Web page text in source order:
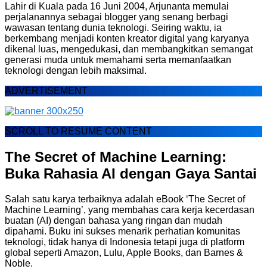
Lahir di Kuala pada 16 Juni 2004, Arjunanta memulai
perjalanannya sebagai blogger yang senang berbagi
wawasan tentang dunia teknologi. Seiring waktu, ia
berkembang menjadi konten kreator digital yang karyanya
dikenal luas, mengedukasi, dan membangkitkan semangat
generasi muda untuk memahami serta memanfaatkan
teknologi dengan lebih maksimal.
ADVERTISEMENT
SCROLL TO RESUME CONTENT
The Secret of Machine Learning:
Buka Rahasia AI dengan Gaya Santai
Salah satu karya terbaiknya adalah eBook ‘The Secret of
Machine Learning’, yang membahas cara kerja kecerdasan
buatan (AI) dengan bahasa yang ringan dan mudah
dipahami. Buku ini sukses menarik perhatian komunitas
teknologi, tidak hanya di Indonesia tetapi juga di platform
global seperti Amazon, Lulu, Apple Books, dan Barnes &
Noble.